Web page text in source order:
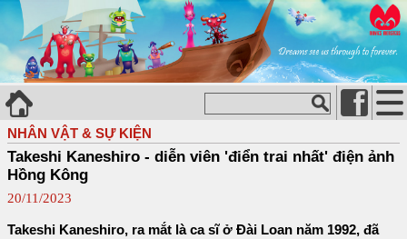
NHÂN VẬT & SỰ KIỆN
Takeshi Kaneshiro - diễn viên 'điển trai nhất' điện ảnh
Hồng Kông
20/11/2023
Takeshi Kaneshiro, ra mắt là ca sĩ ở Đài Loan năm 1992, đã